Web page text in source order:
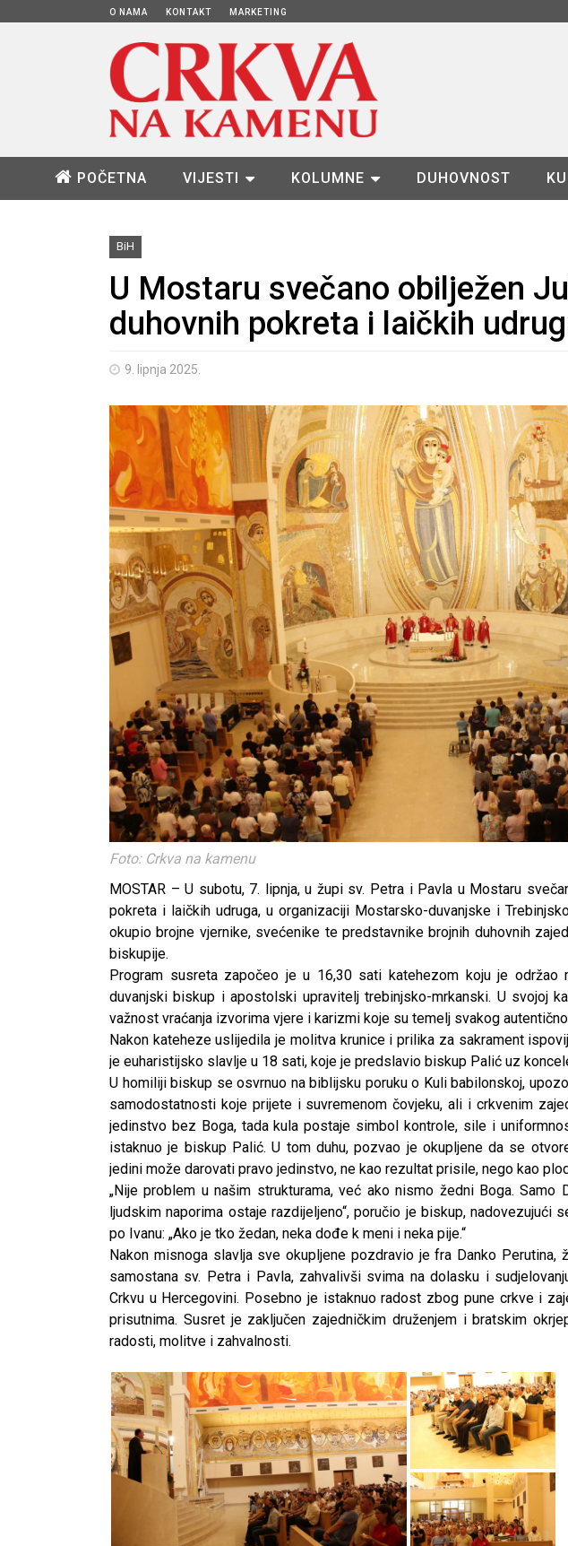
O NAMA KONTAKT MARKETING
POČETNA VIJESTI KOLUMNE DUHOVNOST
BiH
U Mostaru svečano obilježen
duhovnih pokreta i laičkih
9. lipnja 2025.
Foto: Crkva na kamenu
MOSTAR – U subotu, 7. lipnja, u župi sv. Petra i Pavla u Mostaru
pokreta i laičkih udruga, u organizaciji Mostarsko-duvanjske i
okupio brojne vjernike, svećenike te predstavnike brojnih duhovnih
biskupije.
Program susreta započeo je u 16,30 sati katehezom koju je održao
duvanjski biskup i apostolski upravitelj trebinjsko-mrkanski. U svojoj
važnost vraćanja izvorima vjere i karizmi koje su temelj svakog
Nakon kateheze uslijedila je molitva krunice i prilika za sakrament
je euharistijsko slavlje u 18 sati, koje je predslavio biskup Palić uz
U homiliji biskup se osvrnuo na biblijsku poruku o Kuli babilonskoj,
samodostatnosti koje prijete i suvremenom čovjeku, ali i crkvenim
jedinstvo bez Boga, tada kula postaje simbol kontrole, sile i
istaknuo je biskup Palić. U tom duhu, pozvao je okupljene da se
jedini može darovati pravo jedinstvo, ne kao rezultat prisile, nego kao
„Nije problem u našim strukturama, već ako nismo žedni Boga.
ljudskim naporima ostaje razdijeljeno“, poručio je biskup, nadovezujući
po Ivanu: „Ako je tko žedan, neka dođe k meni i neka pije.“
Nakon misnoga slavlja sve okupljene pozdravio je fra Danko Perutina,
samostana sv. Petra i Pavla, zahvalivši svima na dolasku i
Crkvu u Hercegovini. Posebno je istaknuo radost zbog pune crkve i
prisutnima. Susret je zaključen zajedničkim druženjem i bratskim
radosti, molitve i zahvalnosti.